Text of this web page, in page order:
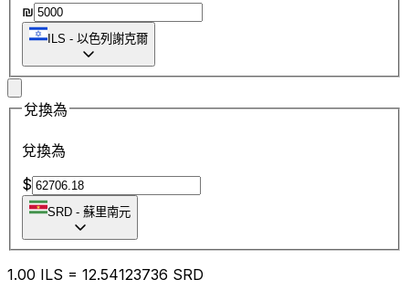
₪
ILS - 以色列謝克爾
兌換為
兌換為
$
SRD - 蘇里南元
1.00 ILS = 12.54123736 SRD